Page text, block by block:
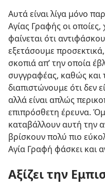
Αυτά είναι λίγα μόνο
Αγίας Γραφής οι
φαίνεται ότι
εξετάσουμε
σκοπιά απ’ την οποία
συγγραφέας, καθώς και
διαπιστώνουμε ότι δεν
αλλά είναι απλώς
επιπρόσθετη έρευνα.
καταβάλλουν αυτή την
βρίσκουν πολύ πιο
Αγία Γραφή φάσκει και
Αξίζει την